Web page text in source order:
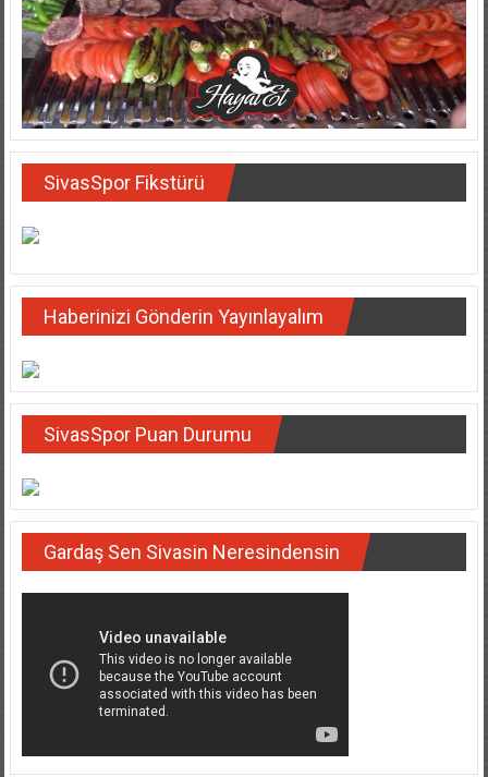
SivasSpor Fikstürü
Haberinizi Gönderin Yayınlayalım
SivasSpor Puan Durumu
Gardaş Sen Sivasin Neresindensin